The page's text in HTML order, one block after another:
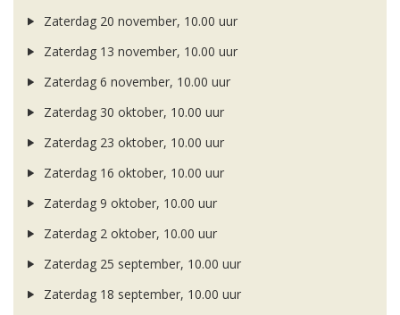
Zaterdag 20 november, 10.00 uur
Zaterdag 13 november, 10.00 uur
Zaterdag 6 november, 10.00 uur
Zaterdag 30 oktober, 10.00 uur
Zaterdag 23 oktober, 10.00 uur
Zaterdag 16 oktober, 10.00 uur
Zaterdag 9 oktober, 10.00 uur
Zaterdag 2 oktober, 10.00 uur
Zaterdag 25 september, 10.00 uur
Zaterdag 18 september, 10.00 uur